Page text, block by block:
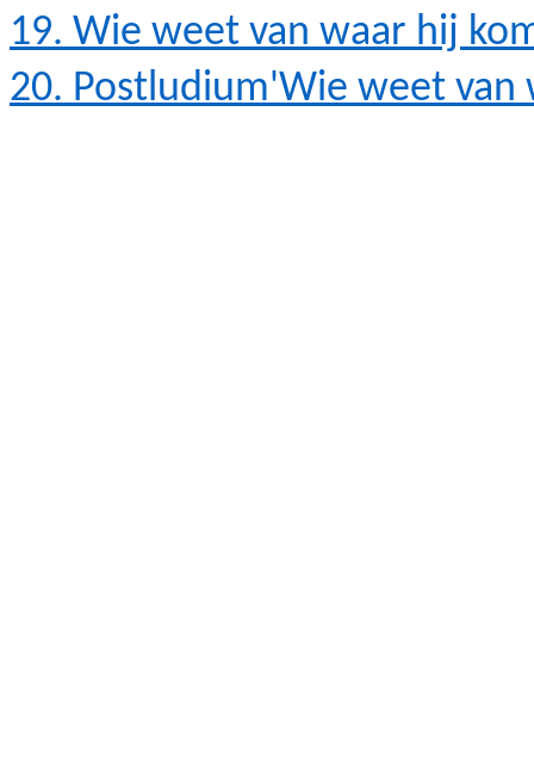
19. Wie weet van waar hij
20. Postludium'Wie weet van